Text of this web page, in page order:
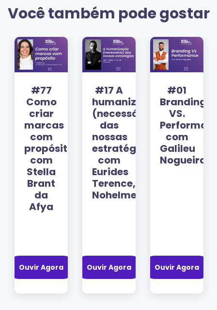
Você também pode gostar
#77
Como
criar
marcas
com
propósito,
com
Stella
Brant
da
Afya
Ouvir Agora
#17 A
humanização
(necessária)
das
nossas
estratégias
com
Eurides
Terence,
Nohelmet
Ouvir Agora
#01
Branding
VS.
com
Galileu
Nogueira
Ouvir Agora